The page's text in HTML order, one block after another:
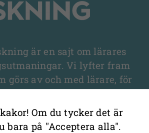
är en sajt om lärares
Vi lyfter fram
görs av och med lärare, för
fördjupar olika aspekter
och elevernas
Om du tycker det är
bara på "Acceptera alla".